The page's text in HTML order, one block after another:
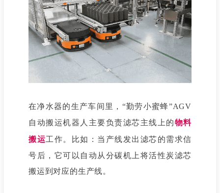
在净水器的生产车间里，“勤劳小蜜蜂”AGV
自动搬运机器人主要负责滤芯主线上的物料
搬运工作。比如：当产线发出滤芯的需求信
号后，它可以自动从分碳机上将活性炭滤芯
搬运到对应的生产线。